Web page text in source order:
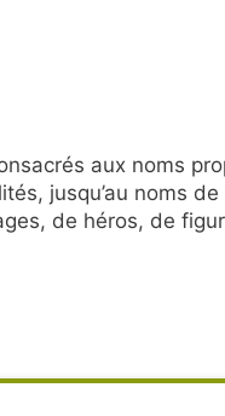
aux noms
jusqu’au noms
de héros, de